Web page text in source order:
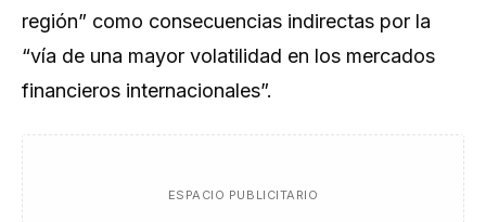
región” como consecuencias indirectas por la
“vía de una mayor volatilidad en los mercados
financieros internacionales”.
ESPACIO PUBLICITARIO